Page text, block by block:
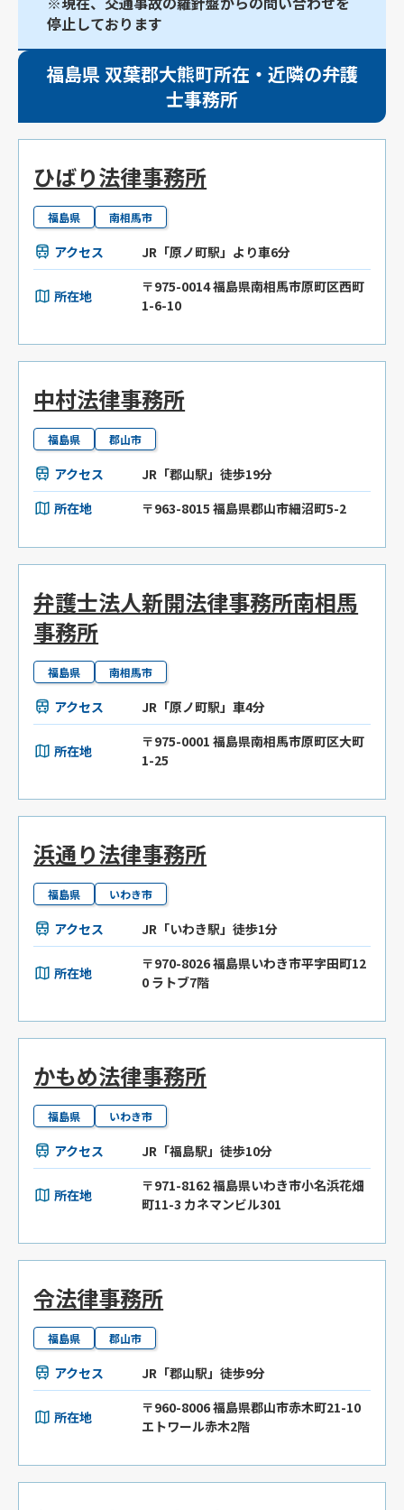
停止しております
福島県 双葉郡大熊町所在・近隣の弁護
士事務所
ひばり法律事務所
福島県 南相馬市
アクセス JR「原ノ町駅」より車6分
所在地
〒975-0014 福島県南相馬市原町区西町
1-6-10
中村法律事務所
福島県 郡山市
アクセス
JR「郡山駅」徒歩19分
所在地
〒963-8015 福島県郡山市細沼町5-2
弁護士法人新開法律事務所南相馬
事務所
福島県 南相馬市
アクセス JR「原ノ町駅」車4分
所在地
〒975-0001 福島県南相馬市原町区大町
1-25
浜通り法律事務所
福島県 いわき市
アクセス JR「いわき駅」徒歩1分
所在地
〒970-8026 福島県いわき市平字田町12
0 ラトブ7階
かもめ法律事務所
福島県 いわき市
アクセス JR「福島駅」徒歩10分
所在地
〒971-8162 福島県いわき市小名浜花畑
町11-3 カネマンビル301
令法律事務所
福島県 郡山市
アクセス JR「郡山駅」徒歩9分
所在地
〒960-8006 福島県郡山市赤木町21-10
エトワール赤木2階